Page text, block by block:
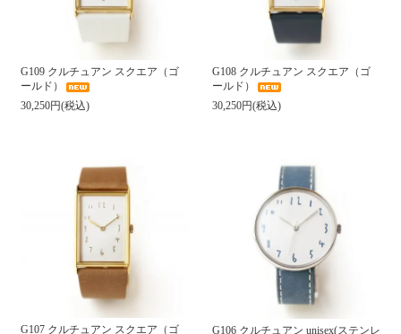
G109 クルチュアン スクエア（ゴ
ールド）
30,250円(税込)
G108 クルチュアン スクエア（ゴ
ールド）
30,250円(税込)
G107 クルチュアン スクエア（ゴ
G106 クルチュアン unisex(ステンレ